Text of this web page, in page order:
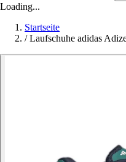
Loading...
Startseite
/ Laufschuhe adidas